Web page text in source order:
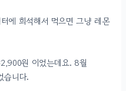
에 희석해서 먹으면 그냥 레몬
원 이었는데요. 8월
습니다.